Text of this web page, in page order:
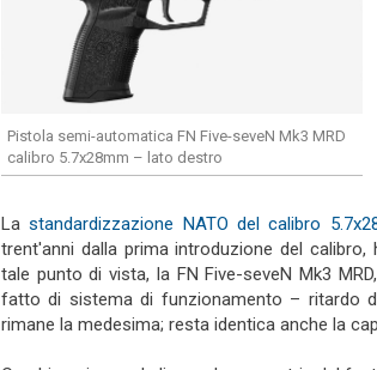
Pistola semi-automatica FN Five-seveN Mk3 MRD
calibro 5.7x28mm – lato destro
Lastandardizzazione NATO del calibro
trent'anni dalla prima introduzione del
tale punto di vista, la FN Five-seveN Mk3
fatto di sistema di funzionamento – ritardo
rimane la medesima; resta identica anche la